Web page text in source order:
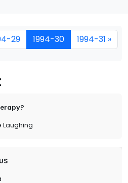
29 1994-30 1994-31 »
Laughing